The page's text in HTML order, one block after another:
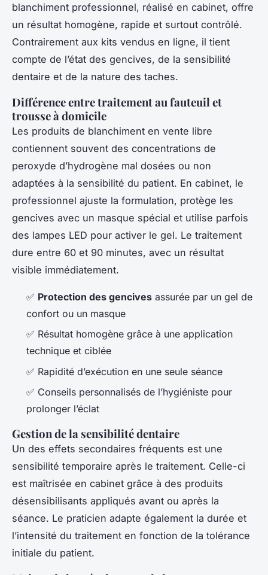
blanchiment professionnel, réalisé en cabinet, offre
un résultat homogène, rapide et surtout contrôlé.
Contrairement aux kits vendus en ligne, il tient
compte de l’état des gencives, de la sensibilité
dentaire et de la nature des taches.
Différence entre traitement au fauteuil et
trousse à domicile
Les produits de blanchiment en vente libre
contiennent souvent des concentrations de
peroxyde d’hydrogène mal dosées ou non
adaptées à la sensibilité du patient. En cabinet, le
professionnel ajuste la formulation, protège les
gencives avec un masque spécial et utilise parfois
des lampes LED pour activer le gel. Le traitement
dure entre 60 et 90 minutes, avec un résultat
visible immédiatement.
✅ Protection des gencives assurée par un gel de
confort ou un masque
✅ Résultat homogène grâce à une application
technique et ciblée
✅ Rapidité d’exécution en une seule séance
✅ Conseils personnalisés de l’hygiéniste pour
prolonger l’éclat
Gestion de la sensibilité dentaire
Un des effets secondaires fréquents est une
sensibilité temporaire après le traitement. Celle-ci
est maîtrisée en cabinet grâce à des produits
désensibilisants appliqués avant ou après la
séance. Le praticien adapte également la durée et
l’intensité du traitement en fonction de la tolérance
initiale du patient.